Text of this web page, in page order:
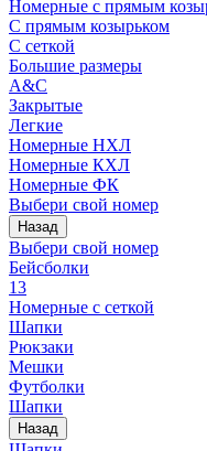
Номерные с прямым
С прямым козырьком
С сеткой
Большие размеры
A&C
Закрытые
Легкие
Номерные НХЛ
Номерные КХЛ
Номерные ФК
Выбери свой номер
Назад
Выбери свой номер
Бейсболки
13
Номерные с сеткой
Шапки
Рюкзаки
Мешки
Футболки
Шапки
Назад